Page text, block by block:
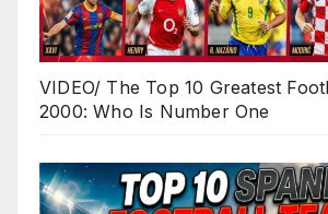
VIDEO/ The Top 10 Greatest
2000: Who Is Number One